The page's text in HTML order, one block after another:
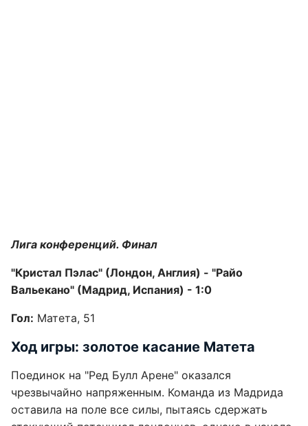
Лига конференций. Финал
"Кристал Пэлас" (Лондон, Англия) - "Райо
Вальекано" (Мадрид, Испания) - 1:0
Гол: Матета, 51
Ход игры: золотое касание Матета
Поединок на "Ред Булл Арене" оказался
чрезвычайно напряженным. Команда из Мадрида
оставила на поле все силы, пытаясь сдержать